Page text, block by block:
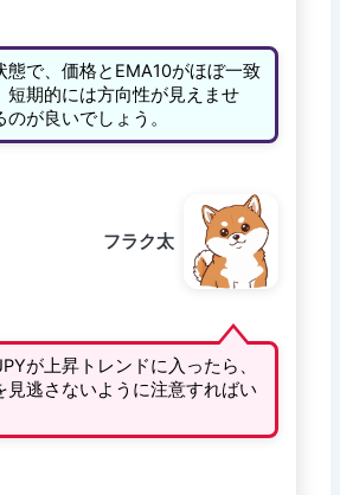
態で、価格とEMA10がほぼ一致
短期的には方向性が見えませ
が良いでしょう。
フラク太
が上昇トレンドに入ったら、
見逃さないように注意すればい